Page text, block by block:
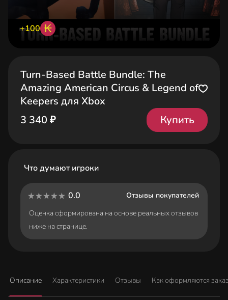
+100 ₭
Turn-Based Battle Bundle: The
Amazing American Circus & Legend of
Keepers для Xbox
3 340 ₽
Купить
Что думают игроки
0.0
Отзывы покупателей
Оценка сформирована на основе реальных отзывов
ниже на странице.
Описание Характеристики Отзывы Как оформляются